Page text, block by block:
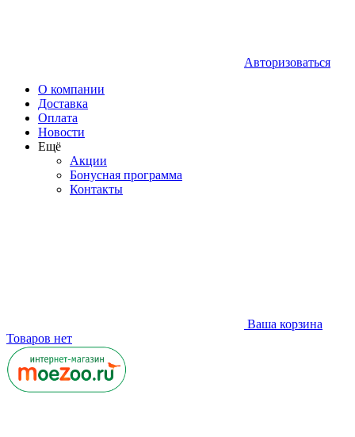
Авторизоваться
О компании
Доставка
Оплата
Новости
Ещё
Акции
Бонусная программа
Контакты
Ваша корзина
Товаров нет